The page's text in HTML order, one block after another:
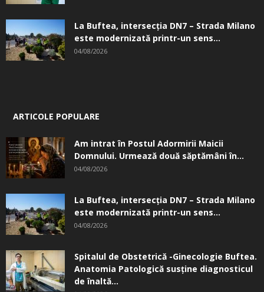
La Buftea, intersecţia DN7 – Strada Milano
este modernizată printr-un sens...
04/08/2026
ARTICOLE POPULARE
Am intrat în Postul Adormirii Maicii
Domnului. Urmează două săptămâni în...
04/08/2026
La Buftea, intersecţia DN7 – Strada Milano
este modernizată printr-un sens...
04/08/2026
Spitalul de Obstetrică -Ginecologie Buftea.
Anatomia Patologică susţine diagnosticul
de înaltă...